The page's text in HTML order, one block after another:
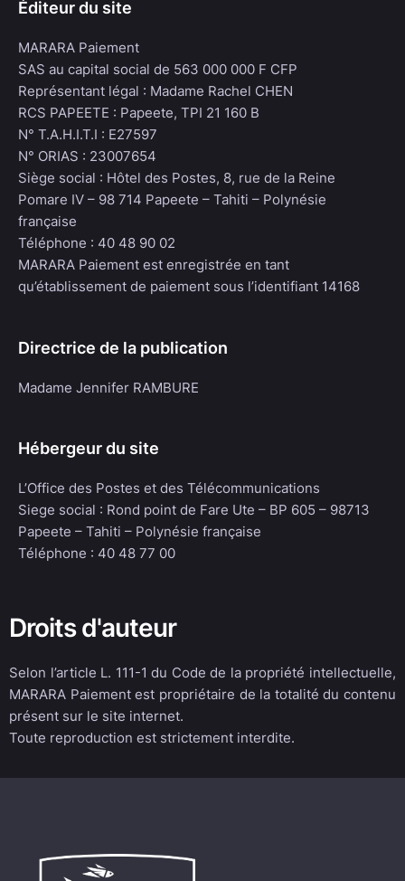
Éditeur du site
MARARA Paiement
SAS au capital social de 563 000 000 F CFP
Représentant légal : Madame Rachel CHEN
RCS PAPEETE : Papeete, TPI 21 160 B
N° T.A.H.I.T.I : E27597
N° ORIAS : 23007654
Siège social : Hôtel des Postes, 8, rue de la Reine
Pomare IV – 98 714 Papeete – Tahiti – Polynésie
française
Téléphone : 40 48 90 02
MARARA Paiement est enregistrée en tant
qu’établissement de paiement sous l’identifiant 14168
Directrice de la publication
Madame Jennifer RAMBURE
Hébergeur du site
L’Office des Postes et des Télécommunications
Siege social : Rond point de Fare Ute – BP 605 – 98713
Papeete – Tahiti – Polynésie française
Téléphone : 40 48 77 00
Droits d'auteur
Selon l’article L. 111-1 du Code de la propriété intellectuelle,
MARARA Paiement est propriétaire de la totalité du contenu
présent sur le site internet.
Toute reproduction est strictement interdite.